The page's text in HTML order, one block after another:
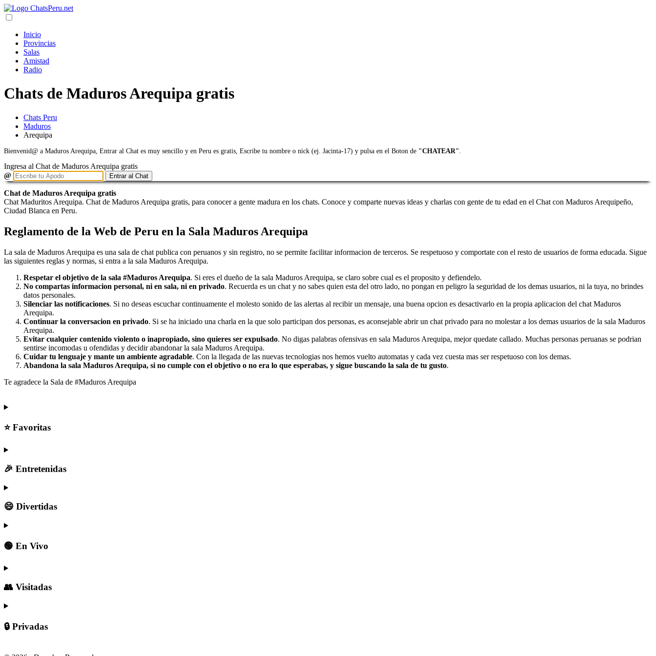
Inicio
Provincias
Salas
Amistad
Radio
Chats de Maduros Arequipa gratis
Chats Peru
Maduros
Arequipa
Bienvenid@ a Maduros Arequipa, Entrar al Chat es muy sencillo y en Peru es gratis, Escribe tu nombre o nick (ej. Jacinta-17) y pulsa en el Boton de "CHATEAR"
Ingresa al Chat de Maduros Arequipa gratis
@
Entrar al Chat
Chat de Maduros Arequipa gratis
Chat Maduritos Arequipa. Chat de Maduros Arequipa gratis, para conocer a gente madura en los chats. Conoce y comparte nuevas ideas y charlas con gente de tu edad en el Chat con Maduros Arequipeño,
Ciudad Blanca en Peru.
Reglamento de la Web de Peru en la Sala Maduros Arequipa
La sala de Maduros Arequipa es una sala de chat publica con peruanos y sin registro, no se permite facilitar informacion de terceros. Se respetuoso y comportate con el resto de usuarios de forma educada. Sigue
las siguientes reglas y normas, si entra a la sala Maduros Arequipa.
Respetar el objetivo de la sala #Maduros Arequipa. Si eres el dueño de la sala Maduros Arequipa, se claro sobre cual es el proposito y defiendelo.
No compartas informacion personal, ni en sala, ni en privado. Recuerda es un chat y no sabes quien esta del otro lado, no pongan en peligro la seguridad de los demas usuarios, ni la tuya, no brindes
datos personales.
Silenciar las notificaciones. Si no deseas escuchar continuamente el molesto sonido de las alertas al recibir un mensaje, una buena opcion es desactivarlo en la propia aplicacion del chat Maduros
Arequipa.
Continuar la conversacion en privado. Si se ha iniciado una charla en la que solo participan dos personas, es aconsejable abrir un chat privado para no molestar a los demas usuarios de la sala Maduros
Arequipa.
Evitar cualquier contenido violento o inapropiado, sino quieres ser expulsado. No digas palabras ofensivas en sala Maduros Arequipa, mejor quedate callado. Muchas personas peruanas se podrian
sentirse incomodas u ofendidas y decidir abandonar la sala Maduros Arequipa.
Cuidar tu lenguaje y mante un ambiente agradable. Con la llegada de las nuevas tecnologias nos hemos vuelto automatas y cada vez cuesta mas ser respetuoso con los demas.
Abandona la sala Maduros Arequipa, si no cumple con el objetivo o no era lo que esperabas, y sigue buscando la sala de tu gusto.
Te agradece la Sala de #Maduros Arequipa
⭐ Favoritas
🎉 Entretenidas
😄 Divertidas
🟢 En Vivo
👥 Visitadas
🔒 Privadas